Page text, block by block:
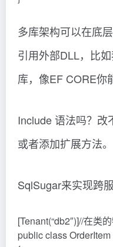
多库架构可以在底
引用外部DLL，比
库，像EF CORE你
Include 语法吗？改
或者添加扩展方法。
SqlSugar来实现跨
[Tenant(“db2″)]//在类
public class OrderItem